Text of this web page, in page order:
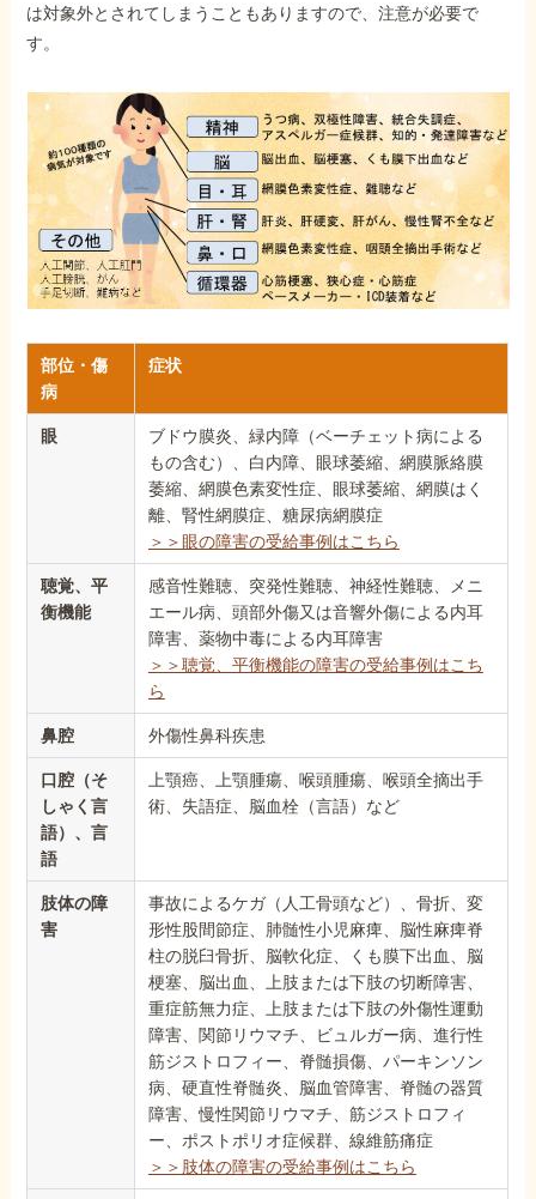
は対象外とされてしまうこともありますので、注意が必要で
す。
部位・傷
病
症状
眼
ブドウ膜炎、緑内障（ベーチェット病による
もの含む）、白内障、眼球萎縮、網膜脈絡膜
萎縮、網膜色素変性症、眼球萎縮、網膜はく
離、腎性網膜症、糖尿病網膜症
＞＞眼の障害の受給事例はこちら
聴覚、平
衡機能
感音性難聴、突発性難聴、神経性難聴、メニ
エール病、頭部外傷又は音響外傷による内耳
障害、薬物中毒による内耳障害
＞＞聴覚、平衡機能の障害の受給事例はこち
ら
鼻腔 外傷性鼻科疾患
口腔（そ
しゃく言
語）、言
語
上顎癌、上顎腫瘍、喉頭腫瘍、喉頭全摘出手
術、失語症、脳血栓（言語）など
肢体の障
害
事故によるケガ（人工骨頭など）、骨折、変
形性股間節症、肺髄性小児麻痺、脳性麻痺脊
柱の脱臼骨折、脳軟化症、くも膜下出血、脳
梗塞、脳出血、上肢または下肢の切断障害、
重症筋無力症、上肢または下肢の外傷性運動
障害、関節リウマチ、ビュルガー病、進行性
筋ジストロフィー、脊髄損傷、パーキンソン
病、硬直性脊髄炎、脳血管障害、脊髄の器質
障害、慢性関節リウマチ、筋ジストロフィ
ー、ポストポリオ症候群、線維筋痛症
＞＞肢体の障害の受給事例はこちら